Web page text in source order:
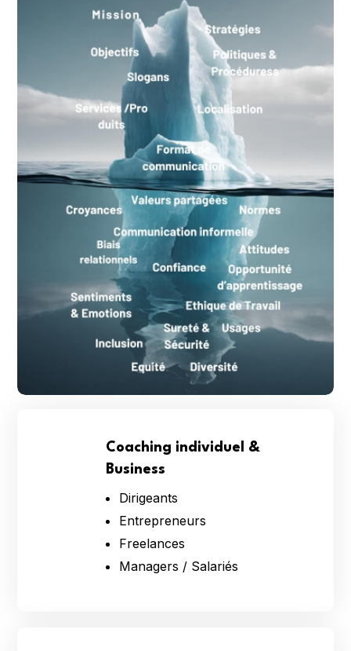
Coaching individuel &
Business
Dirigeants
Entrepreneurs
Freelances
Managers / Salariés